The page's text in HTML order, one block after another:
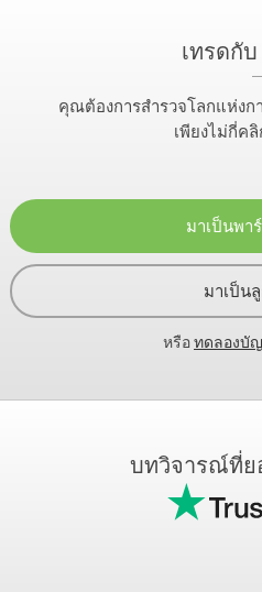
เทรดกับ
คุณต้องการสำรวจโลกแห่งก
เพียงไม่กี่ค
มาเป็นพา
มาเป็น
หรือทดลองบั
บทวิจารณ์ที่ย